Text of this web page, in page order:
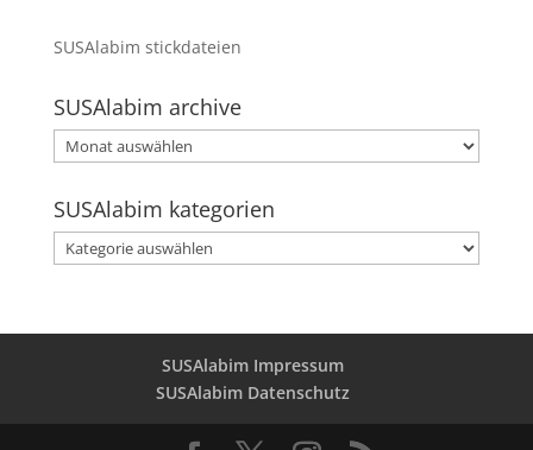
SUSAlabim stickdateien
SUSAlabim archive
SUSAlabim
archive
SUSAlabim kategorien
SUSAlabim
kategorien
SUSAlabim Impressum
SUSAlabim Datenschutz